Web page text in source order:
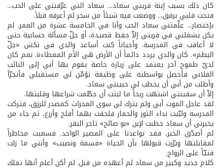
كان ذلك بسبب إبنة قريتي سعاد... سعاد التي عرّفتني على الحب...
فتحت قلبي برفق... ووضعت فيه شيئاً من سحر لم أعرفه قبلاً.
بإختصار... علّمتني سعاد الحب وأنا في الخامسة عشرة من العمر. لم
يكن يشغلني في قريتي إلاّ حفظ قصيدة، أو حلّ مسألة حسابية حتى
لا أعاقب في المدرسة. وأحياناً كنت أساعد والدي في نكش «جلّ
البطم». كان والدي يردد دائماً أن الأرض هي الأم المعطاءة. نعم كان
لديّ طموح آخر يعتمد على زيارة خاصة يقوم بها أبي إلى النائب
الفلاني فأحصل بواسطته على وظيفة تؤمّن لي مستقبلي فأتجرّأ
وأطلب من أبي أن يخطب لي حبيبتي سعاد.
إلاّ أن سفينتي اشتهت ريحاً ما لبثت أن حطّمت شراعها وقلبتها.
لقد عاجل الموت أبي ولم يترك لي سوى المحراث كمصدر للرزق، فتركت
المدرسة ولبّيت نداء الثور والحمار فلحقت بهما أفلح وأزرع، ثم جاء من
يخبرني أن سعاد خطبت لإبن «بو صالح» تاجر البقر.
لم أصدّق الخبر، فقد تواعدنا على المصير الواحد. فسعيت مخاطراً
لمقابلتها وبرّرت قبولها بأن الحياة «قسمة ونصيب» وأنني ما زلت
فتيّاً على الزواج.
كلام جديد وكبير من سعاد لم أعهده من قبل. لم أكن أعلم أنها تملك